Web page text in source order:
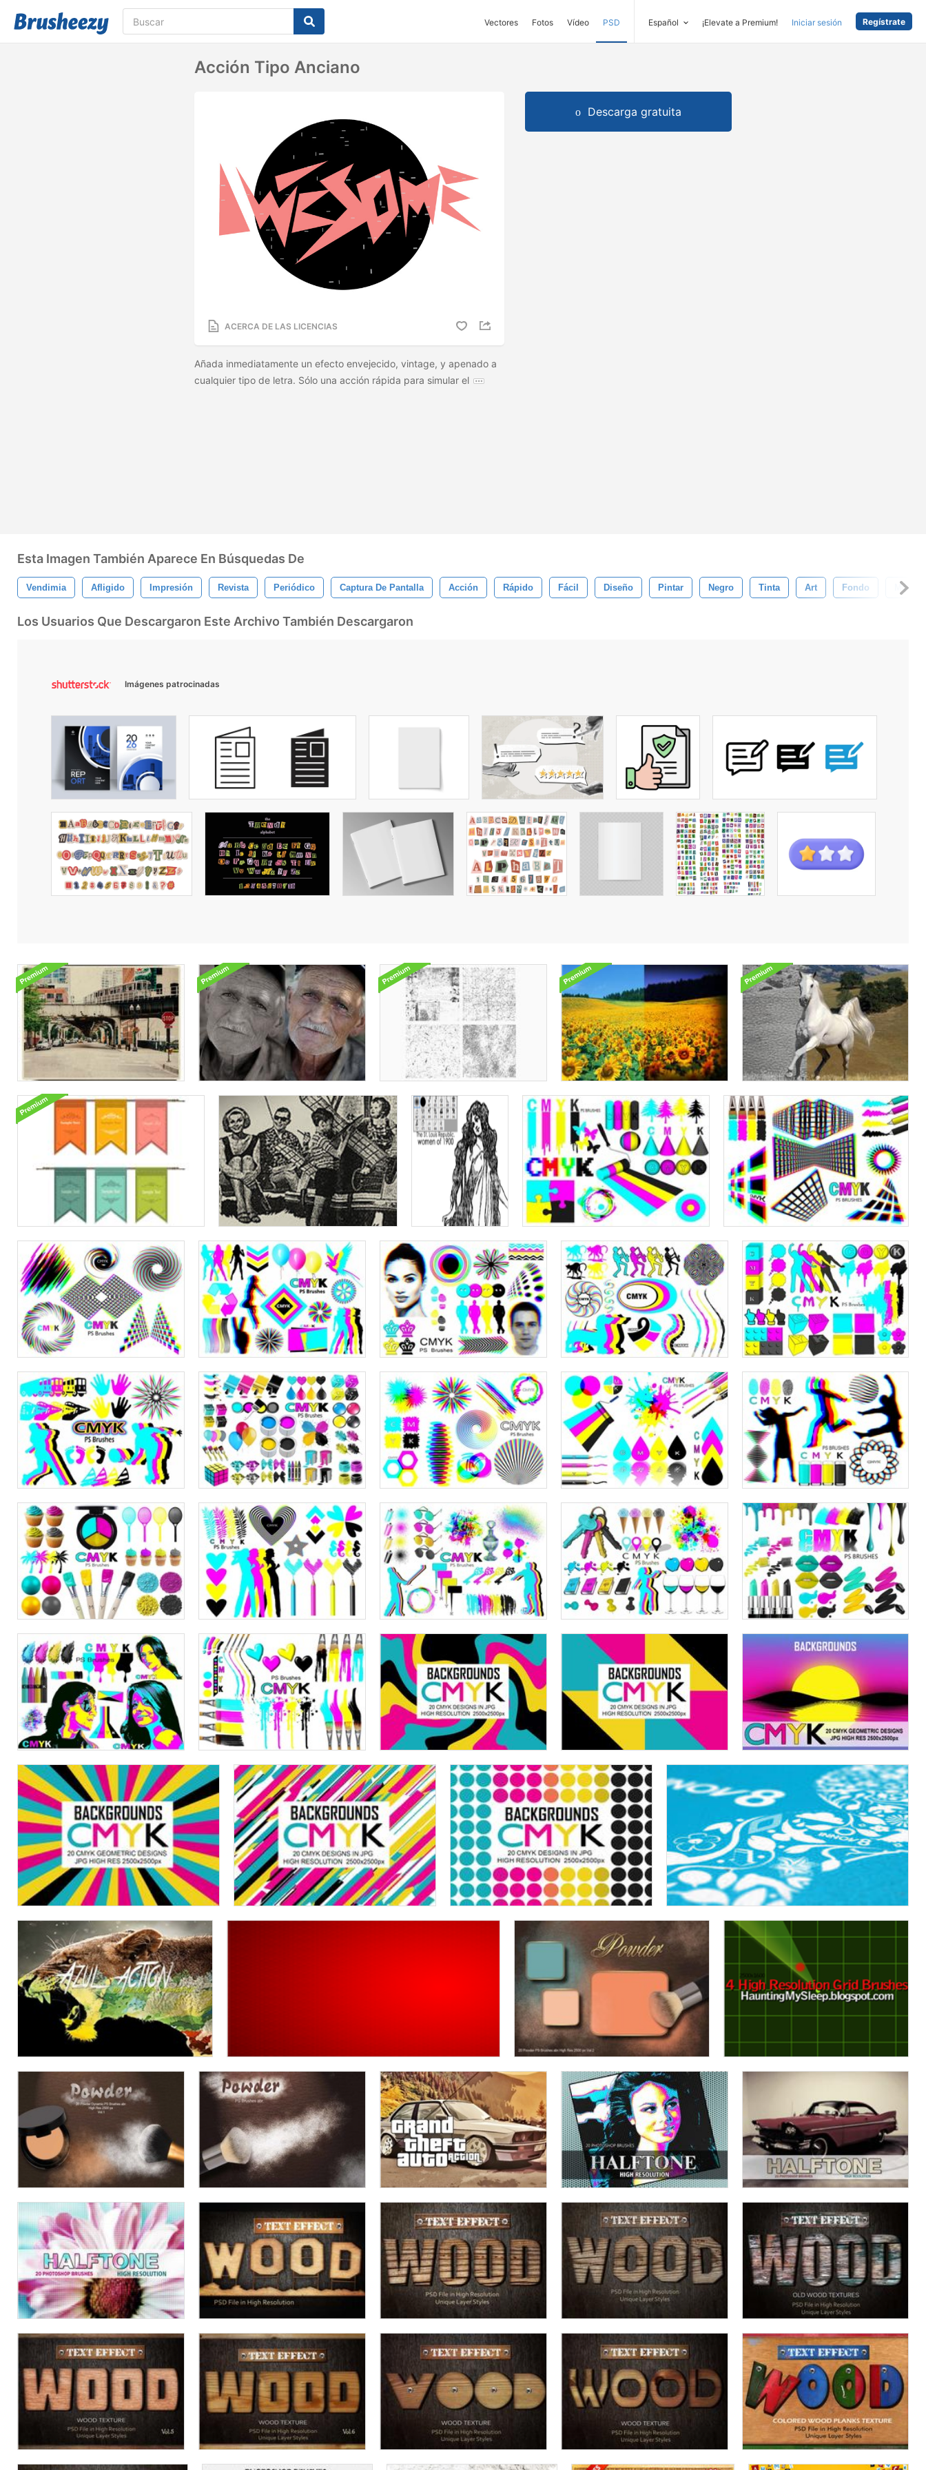
Vectores Fotos Vídeo PSD Español ¡Elevate a Premium! Iniciar sesión Regístrate
Acción Tipo Anciano
ACERCA DE LAS LICENCIAS
Añada inmediatamente un efecto envejecido, vintage, y apenado a
cualquier tipo de letra. Sólo una acción rápida para simular el
Descarga gratuita
Esta Imagen También Aparece En Búsquedas De
Vendimia Afligido Impresión Revista Periódico Captura De Pantalla Acción Rápido Fácil Diseño Pintar Negro Tinta Art Fondo Mojado
Los Usuarios Que Descargaron Este Archivo También Descargaron
Imágenes patrocinadas